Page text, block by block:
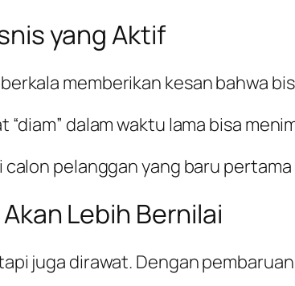
yang Aktif
memberikan kesan bahwa
dalam waktu lama bisa
pelanggan yang baru
Lebih Bernilai
juga dirawat. Dengan